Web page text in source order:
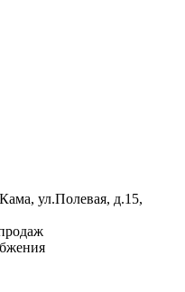
ул.Полевая, д.15,